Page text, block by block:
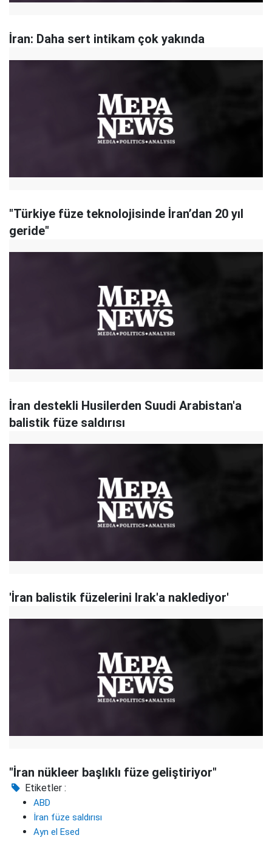
İran: Daha sert intikam çok yakında
"Türkiye füze teknolojisinde İran’dan 20 yıl
geride"
İran destekli Husilerden Suudi Arabistan'a
balistik füze saldırısı
'İran balistik füzelerini Irak'a naklediyor'
"İran nükleer başlıklı füze geliştiriyor"
Etiketler :
ABD
İran füze saldırısı
Ayn el Esed